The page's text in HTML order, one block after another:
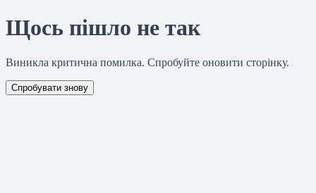
Щось пішло не так
Виникла критична помилка. Спробуйте оновити сторінку.
Спробувати знову